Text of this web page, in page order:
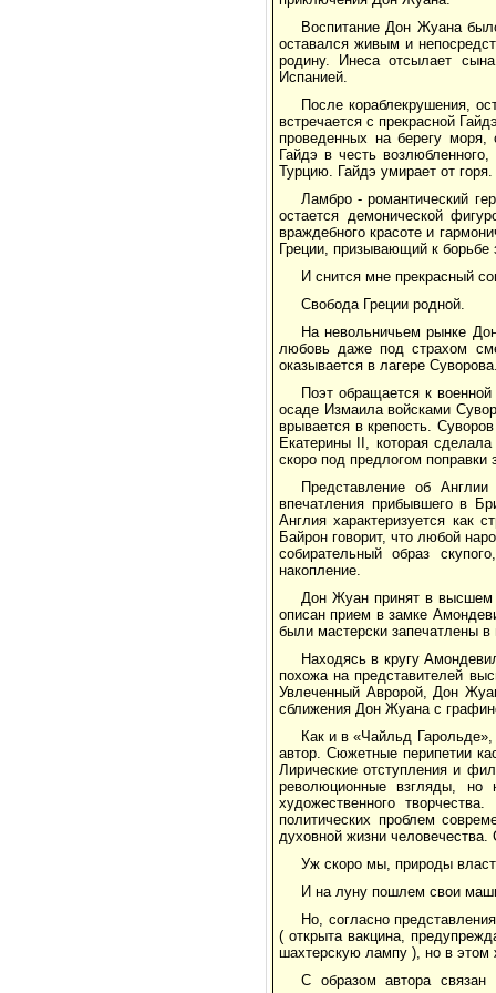
Воспитание Дон Жуана
оставался живым и
родину. Инеса отсылает
Испанией.
После кораблекрушения,
встречается с прекрасной
проведенных на берегу моря,
Гайдэ в честь
Турцию. Гайдэ умирает от горя.
Ламбро - романтический
остается демонической
враждебного красоте и
Греции, призывающий к борьбе
И снится мне прекрасный
Свобода Греции родной.
На невольничьем рынке
любовь даже под страхом
оказывается в лагере
Поэт обращается к
осаде Измаила войсками
врывается в крепость.
Екатерины II, которая
скоро под предлогом
Представление об
впечатления прибывшего в
Англия характеризуется как
Байрон говорит, что любой
собирательный образ
накопление.
Дон Жуан принят в высшем
описан прием в замке
были мастерски запечатлены
Находясь в кругу
похожа на представителей
Увлеченный Авророй, Дон
сближения Дон Жуана с
Как и в «Чайльд
автор. Сюжетные перипетии
Лирические отступления и
революционные взгляды, но
художественного
политических проблем
духовной жизни
Уж скоро мы, природы
И на луну пошлем свои
Но, согласно
( открыта вакцина,
шахтерскую лампу ), но в этом
С образом автора связан